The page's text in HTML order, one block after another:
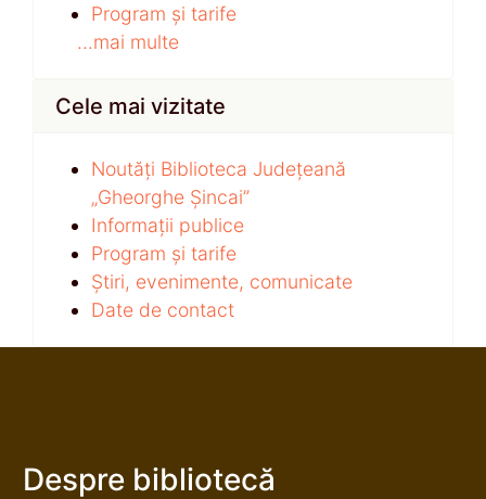
Program și tarife
...mai multe
Cele mai vizitate
Noutăți Biblioteca Județeană
„Gheorghe Șincai”
Informații publice
Program și tarife
Știri, evenimente, comunicate
Date de contact
Despre bibliotecă